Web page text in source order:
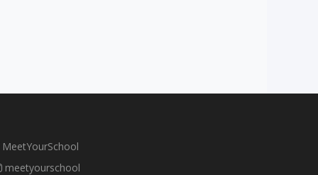
MeetYourSchool
meetyourschool